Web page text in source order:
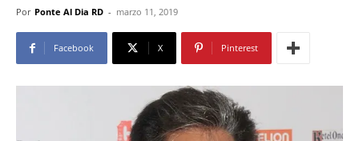
Por Ponte Al Dia RD - marzo 11, 2019
Facebook X Pinterest